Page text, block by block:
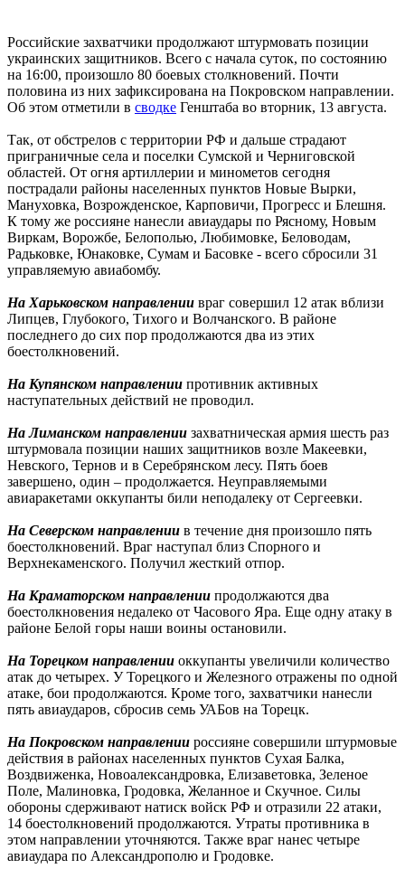
Российские захватчики продолжают штурмовать позиции
украинских защитников. Всего с начала суток, по состоянию
на 16:00, произошло 80 боевых столкновений. Почти
половина из них зафиксирована на Покровском направлении.
Об этом отметили в сводке Генштаба во вторник, 13 августа.
Так, от обстрелов с территории РФ и дальше страдают
приграничные села и поселки Сумской и Черниговской
областей. От огня артиллерии и минометов сегодня
пострадали районы населенных пунктов Новые Вырки,
Мануховка, Возрожденское, Карповичи, Прогресс и Блешня.
К тому же россияне нанесли авиаудары по Рясному, Новым
Виркам, Ворожбе, Белополью, Любимовке, Беловодам,
Радьковке, Юнаковке, Сумам и Басовке - всего сбросили 31
управляемую авиабомбу.
На Харьковском направлении враг совершил 12 атак вблизи
Липцев, Глубокого, Тихого и Волчанского. В районе
последнего до сих пор продолжаются два из этих
боестолкновений.
На Купянском направлении противник активных
наступательных действий не проводил.
На Лиманском направлении захватническая армия шесть раз
штурмовала позиции наших защитников возле Макеевки,
Невского, Тернов и в Серебрянском лесу. Пять боев
завершено, один – продолжается. Неуправляемыми
авиаракетами оккупанты били неподалеку от Сергеевки.
На Северском направлении в течение дня произошло пять
боестолкновений. Враг наступал близ Спорного и
Верхнекаменского. Получил жесткий отпор.
На Краматорском направлении продолжаются два
боестолкновения недалеко от Часового Яра. Еще одну атаку в
районе Белой горы наши воины остановили.
На Торецком направлении оккупанты увеличили количество
атак до четырех. У Торецкого и Железного отражены по одной
атаке, бои продолжаются. Кроме того, захватчики нанесли
пять авиаударов, сбросив семь УАБов на Торецк.
На Покровском направлении россияне совершили штурмовые
действия в районах населенных пунктов Сухая Балка,
Воздвиженка, Новоалександровка, Елизаветовка, Зеленое
Поле, Малиновка, Гродовка, Желанное и Скучное. Силы
обороны сдерживают натиск войск РФ и отразили 22 атаки,
14 боестолкновений продолжаются. Утраты противника в
этом направлении уточняются. Также враг нанес четыре
авиаудара по Александрополю и Гродовке.